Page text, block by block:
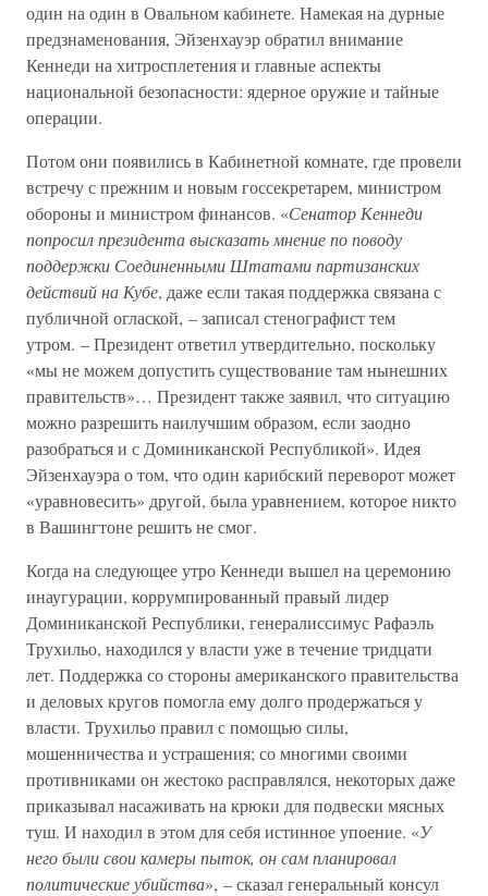
один на один в Овальном кабинете. Намекая на дурные
предзнаменования, Эйзенхауэр обратил внимание
Кеннеди на хитросплетения и главные аспекты
национальной безопасности: ядерное оружие и тайные
операции.
Потом они появились в Кабинетной комнате, где провели
встречу с прежним и новым госсекретарем, министром
обороны и министром финансов. «Сенатор Кеннеди
попросил президента высказать мнение по поводу
поддержки Соединенными Штатами партизанских
действий на Кубе, даже если такая поддержка связана с
публичной оглаской, – записал стенографист тем
утром. – Президент ответил утвердительно, поскольку
«мы не можем допустить существование там нынешних
правительств»… Президент также заявил, что ситуацию
можно разрешить наилучшим образом, если заодно
разобраться и с Доминиканской Республикой». Идея
Эйзенхауэра о том, что один карибский переворот может
«уравновесить» другой, была уравнением, которое никто
в Вашингтоне решить не смог.
Когда на следующее утро Кеннеди вышел на церемонию
инаугурации, коррумпированный правый лидер
Доминиканской Республики, генералиссимус Рафаэль
Трухильо, находился у власти уже в течение тридцати
лет. Поддержка со стороны американского правительства
и деловых кругов помогла ему долго продержаться у
власти. Трухильо правил с помощью силы,
мошенничества и устрашения; со многими своими
противниками он жестоко расправлялся, некоторых даже
приказывал насаживать на крюки для подвески мясных
туш. И находил в этом для себя истинное упоение. «У
него были свои камеры пыток, он сам планировал
политические убийства», – сказал генеральный консул